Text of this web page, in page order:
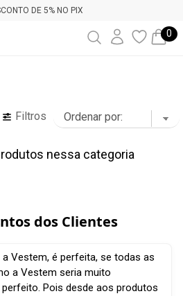
DE 5% NO PIX
0
Filtros
nessa categoria
dos Clientes
a Vestem, é perfeita, se todas as
a Vestem seria muito
Pois desde aos produtos